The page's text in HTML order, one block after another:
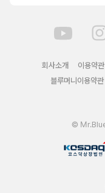
회사소개 이용약관
블루머니이용약관
©